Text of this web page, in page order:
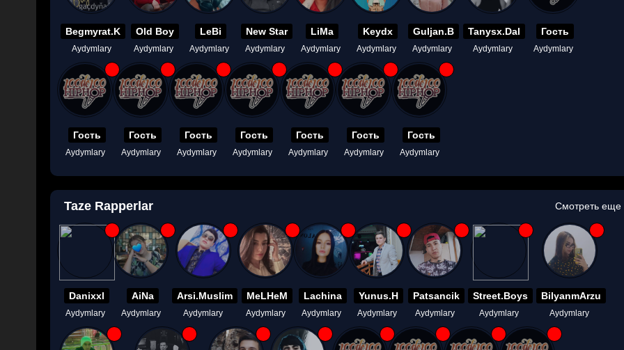
Begmyrat.K
Aydymlary
Old Boy
Aydymlary
LeBi
Aydymlary
New Star
Aydymlary
LiMa
Aydymlary
Keydx
Aydymlary
Guljan.B
Aydymlary
Tanysx.Dal
Aydymlary
Гость
Aydymlary
Гость
Aydymlary
Гость
Aydymlary
Гость
Aydymlary
Гость
Aydymlary
Гость
Aydymlary
Гость
Aydymlary
Гость
Aydymlary
Taze Rapperlar Смотреть еще
Danixxl
Aydymlary
AiNa
Aydymlary
Arsi.Muslim
Aydymlary
MeLHeM
Aydymlary
Lachina
Aydymlary
Yunus.H
Aydymlary
Patsancik
Aydymlary
Street.Boys
Aydymlary
BilyanmArzu
Aydymlary